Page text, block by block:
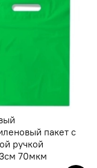
пакет с
ручкой
70мкм